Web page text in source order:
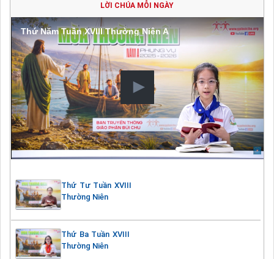
LỜI CHÚA MỖI NGÀY
Thứ Năm Tuần XVIII Thường Niên A
Thứ Tư Tuần XVIII
Thường Niên
Thứ Ba Tuần XVIII
Thường Niên